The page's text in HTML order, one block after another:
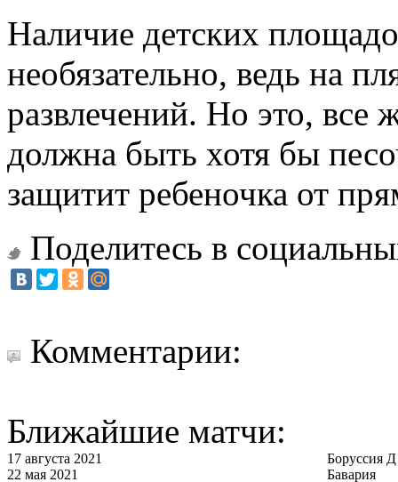
Наличие детских
необязательно, ведь на
развлечений. Но это, все
должна быть хотя бы
защитит ребеночка от
Поделитесь в
Комментарии:
Ближайшие матчи:
17 августа 2021
Боруссия Д
22 мая 2021
Бавария